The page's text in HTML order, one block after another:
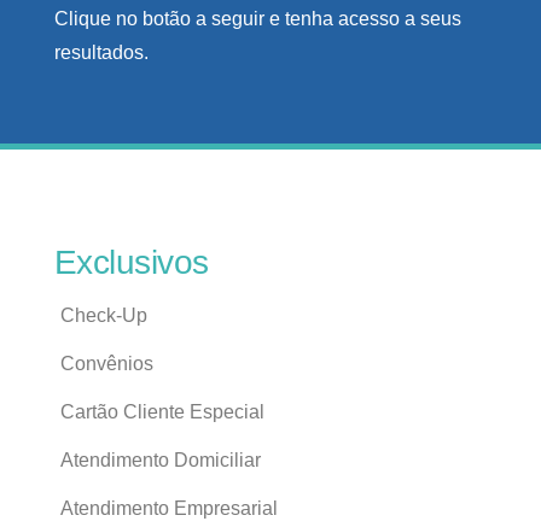
Clique no botão a seguir e tenha acesso a seus
resultados.
Exclusivos
Check-Up
Convênios
Cartão Cliente Especial
Atendimento Domiciliar
Atendimento Empresarial